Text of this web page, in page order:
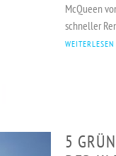
McQueen
schneller
WEITERLESEN
5